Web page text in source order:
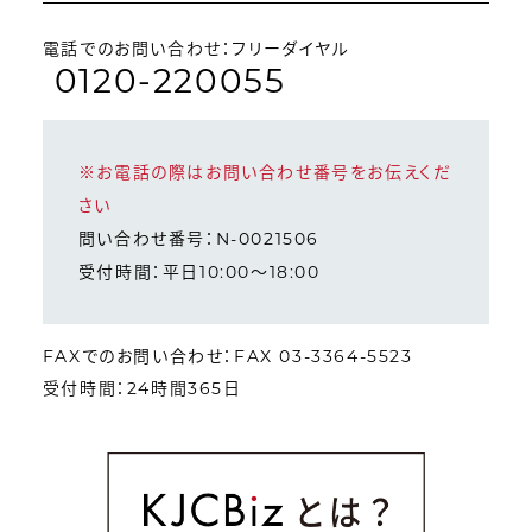
電話でのお問い合わせ：フリーダイヤル
0120-220055
※お電話の際はお問い合わせ番号をお伝えくだ
さい
問い合わせ番号：N-0021506
受付時間：平日10:00～18:00
FAXでのお問い合わせ：FAX 03-3364-5523
受付時間：24時間365日